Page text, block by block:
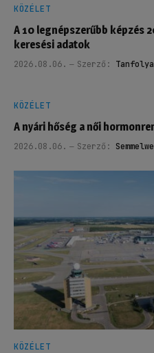
KÖZÉLET
A 10 legnépszerűbb képzés
keresési adatok
2026.08.06. Szerző:
KÖZÉLET
A nyári hőség a női
2026.08.06. Szerző:
KÖZÉLET